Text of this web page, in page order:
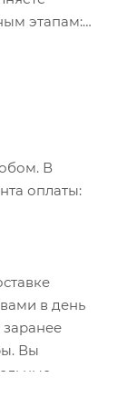
этапам:
В
оплаты:
в день
заранее
Вы